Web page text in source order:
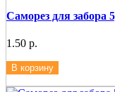
Саморез для
1.50 р.
В корзину